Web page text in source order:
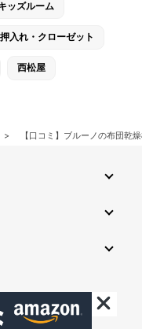
ッズルーム
押入れ・クローゼット
西松屋
【口コミ】ブルーノの布団乾
ローゼット
人暮らし
CanDo